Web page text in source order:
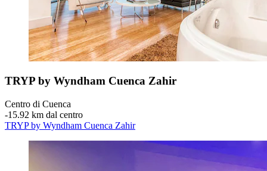
TRYP by Wyndham Cuenca Zahir
Centro di Cuenca
‐15.92 km dal centro
TRYP by Wyndham Cuenca Zahir